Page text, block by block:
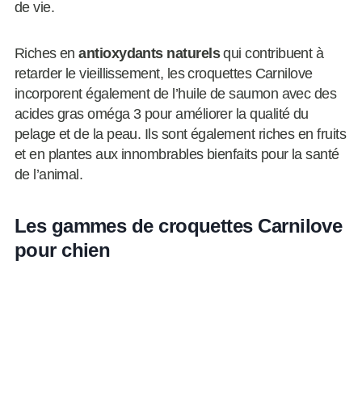
de vie.
Riches enantioxydants naturelsqui contribuent à
retarder le vieillissement, les croquettes Carnilove
incorporent également de l’huile de saumon avec des
acides gras oméga 3 pour améliorer la qualité du
pelage et de la peau. Ils sont également riches en fruits
et en plantes aux innombrables bienfaits pour la santé
de l’animal.
Les gammes de croquettes Carnilove
pour chien